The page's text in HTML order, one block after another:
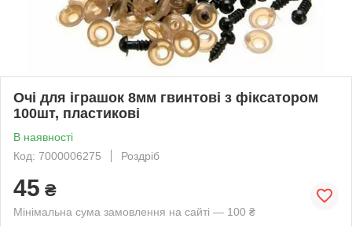
Очі для іграшок 8мм гвинтові з фіксатором
100шт, пластикові
В наявності
Код: 7000006275
Роздріб
45 ₴
Мінімальна сума замовлення на сайті — 100 ₴